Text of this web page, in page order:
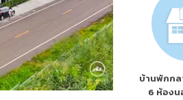
บ้านพักกล
6 ห้องน